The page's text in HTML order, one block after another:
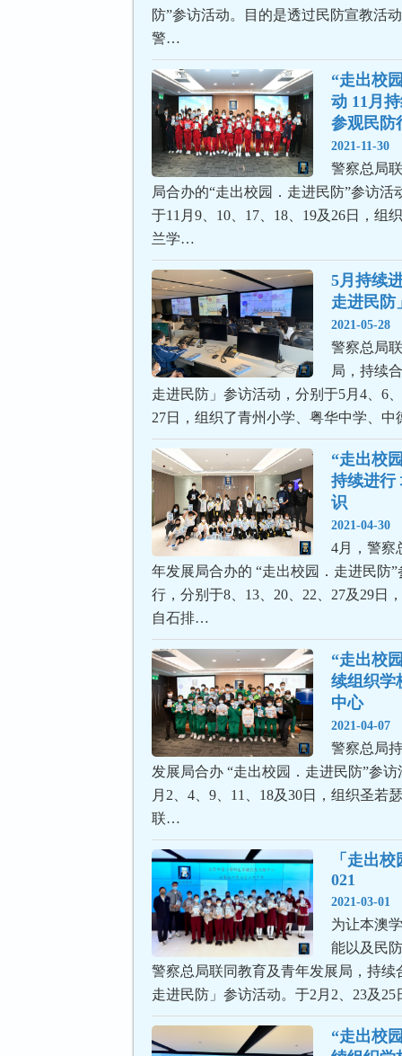
防”参访活动。目的是透过民防宣教活
警…
“走出校
动 11月
参观民防
2021-11-30
警察总局
局合办的“走出校园．走进民防”参访活
于11月9、10、17、18、19及26日，组
兰学…
5月持续
走进民防
2021-05-28
警察总局
局，持续
走进民防」参访活动，分别于5月4、6
27日，组织了青州小学、粤华中学、
“走出校
持续进行
识
2021-04-30
4月，警察
年发展局合办的 “走出校园．走进民防
行，分别于8、13、20、22、27及29日
自石排…
“走出校
续组织学
中心
2021-04-07
警察总局
发展局合办 “走出校园．走进民防”参访
月2、4、9、11、18及30日，组织圣若
联…
「走出
021
2021-03-01
为让本澳
能以及民
警察总局联同教育及青年发展局，持续
走进民防」参访活动。于2月2、23及
“走出校